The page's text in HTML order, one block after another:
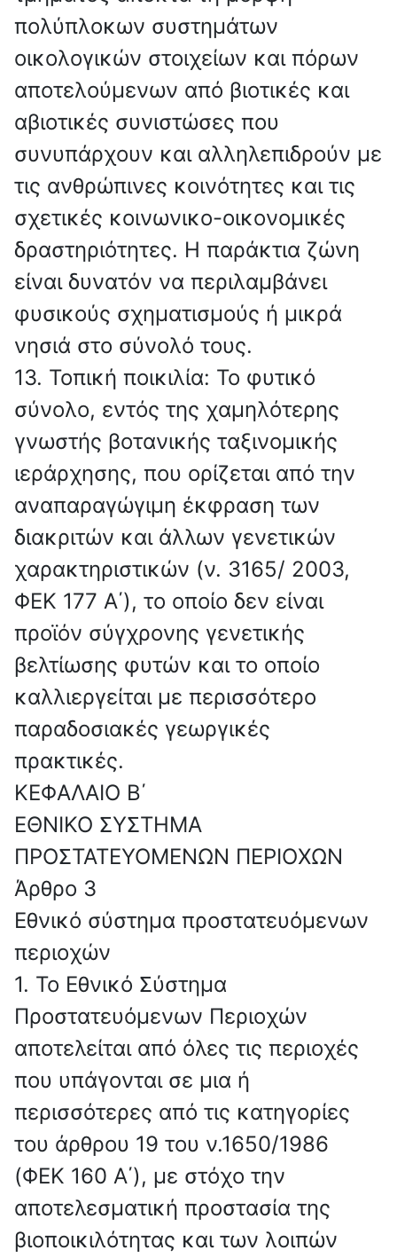
πολύπλοκων συστημάτων
οικολογικών στοιχείων και πόρων
αποτελούμενων από βιοτικές και
αβιοτικές συνιστώσες που
συνυπάρχουν και αλληλεπιδρούν με
τις ανθρώπινες κοινότητες και τις
σχετικές κοινωνικο-οικονομικές
δραστηριότητες. Η παράκτια ζώνη
είναι δυνατόν να περιλαμβάνει
φυσικούς σχηματισμούς ή μικρά
νησιά στο σύνολό τους.
13. Τοπική ποικιλία: Το φυτικό
σύνολο, εντός της χαμηλότερης
γνωστής βοτανικής ταξινομικής
ιεράρχησης, που ορίζεται από την
αναπαραγώγιμη έκφραση των
διακριτών και άλλων γενετικών
χαρακτηριστικών (ν. 3165/ 2003,
ΦΕΚ 177 Α΄), το οποίο δεν είναι
προϊόν σύγχρονης γενετικής
βελτίωσης φυτών και το οποίο
καλλιεργείται με περισσότερο
παραδοσιακές γεωργικές
πρακτικές.
ΚΕΦΑΛΑΙΟ Β΄
ΕΘΝΙΚΟ ΣΥΣΤΗΜΑ
ΠΡΟΣΤΑΤΕΥΟΜΕΝΩΝ ΠΕΡΙΟΧΩΝ
Άρθρο 3
Εθνικό σύστημα προστατευόμενων
περιοχών
1. Το Εθνικό Σύστημα
Προστατευόμενων Περιοχών
αποτελείται από όλες τις περιοχές
που υπάγονται σε μια ή
περισσότερες από τις κατηγορίες
του άρθρου 19 του ν.1650/1986
(ΦΕΚ 160 Α΄), με στόχο την
αποτελεσματική προστασία της
βιοποικιλότητας και των λοιπών